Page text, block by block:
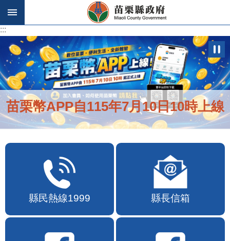
跳到主要內容區塊
:::
苗栗幣APP自115年7月10日10時上線
縣民熱線1999 縣長信箱